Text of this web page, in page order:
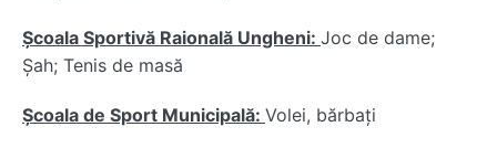
Școala Sportivă Raională Ungheni: Joc de dame;
Șah; Tenis de masă
Școala de Sport Municipală: Volei, bărbați